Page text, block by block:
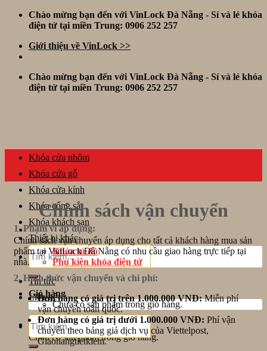
Skip
Chào mừng bạn đến với VinLock Đà Nẵng - Sỉ và lẻ khóa
điện tử tại miền Trung: 0906 252 257
Giới thiệu về VinLock >>
Chào mừng bạn đến với VinLock Đà Nẵng - Sỉ và lẻ khóa
điện tử tại miền Trung: 0906 252 257
Tìm
kiếm:
Giỏ hàng
Chưa có sản phẩm trong giỏ hàng.
Giỏ hàng
Chưa có sản phẩm trong giỏ hàng.
Khóa cửa nhôm
Khóa cửa gỗ
Khóa cửa kính
Khóa cổng sắt
Khóa khách sạn
Thiết bị khác
Khóa tủ đồ
Phụ kiện khóa điện tử
Tin tức
Liên hệ
Tìm
kiếm:
Chính sách vận chuyển
1. Phạm vi áp dụng:
Chính sách vận chuyển áp dụng cho tất cả khách hàng mua sản
phẩm tại VinLock Đà Nẵng có nhu cầu giao hàng trực tiếp tại
nhà.
2. Hình thức vận chuyển và chi phí:
Đơn hàng có giá trị trên 1.000.000 VNĐ:Miễn phí
vận chuyển toàn quốc.
Đơn hàng có giá trị dưới 1.000.000 VNĐ: Phí vận
chuyển theo bảng giá dịch vụ của Viettelpost,
Giaohangtietkiem.